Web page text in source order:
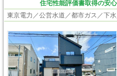
住宅性能評価書取得の安